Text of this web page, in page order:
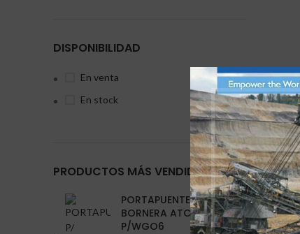
DISPONIBILIDAD
En venta
En stock
PRODUCTOS MÁS VENDIDOS
PORTAPUENTE P/
BORNERA ATCS 6
P/WGO6